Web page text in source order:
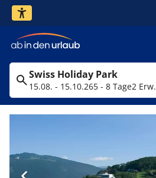
Swiss Holiday Park
15.08. - 15.10.265 - 8 Tage2 Erw.